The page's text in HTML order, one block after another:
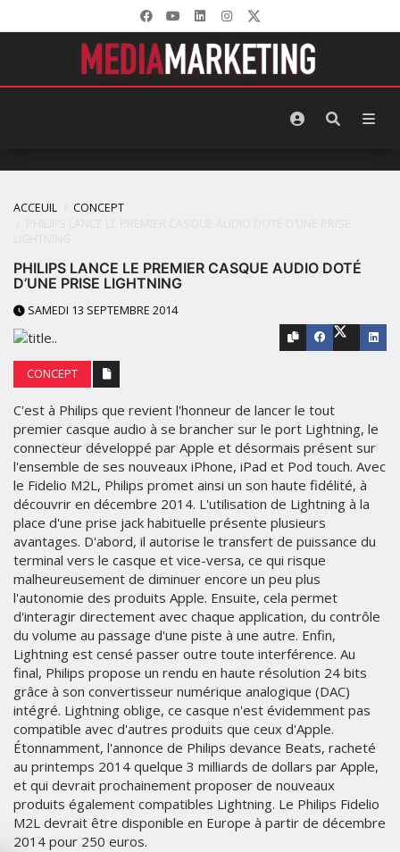
ACCEUIL
CONCEPT
PHILIPS LANCE LE PREMIER CASQUE AUDIO DOTÉ
D’UNE PRISE LIGHTNING
SAMEDI 13 SEPTEMBRE 2014
CONCEPT
C'est à Philips que revient l'honneur de lancer le tout
premier casque audio à se brancher sur le port Lightning, le
connecteur développé par Apple et désormais présent sur
l'ensemble de ses nouveaux iPhone, iPad et Pod touch. Avec
le Fidelio M2L, Philips promet ainsi un son haute fidélité, à
découvrir en décembre 2014. L'utilisation de Lightning à la
place d'une prise jack habituelle présente plusieurs
avantages. D'abord, il autorise le transfert de puissance du
terminal vers le casque et vice-versa, ce qui risque
malheureusement de diminuer encore un peu plus
l'autonomie des produits Apple. Ensuite, cela permet
d'interagir directement avec chaque application, du contrôle
du volume au passage d'une piste à une autre. Enfin,
Lightning est censé passer outre toute interférence. Au
final, Philips propose un rendu en haute résolution 24 bits
grâce à son convertisseur numérique analogique (DAC)
intégré. Lightning oblige, ce casque n'est évidemment pas
compatible avec d'autres produits que ceux d'Apple.
Étonnamment, l'annonce de Philips devance Beats, racheté
au printemps 2014 quelque 3 milliards de dollars par Apple,
et qui devrait prochainement proposer de nouveaux
produits également compatibles Lightning. Le Philips Fidelio
M2L devrait être disponible en Europe à partir de décembre
2014 pour 250 euros.